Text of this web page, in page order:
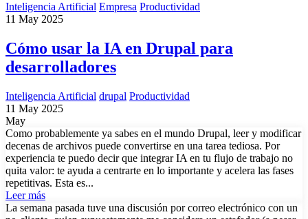
Inteligencia Artificial Empresa Productividad
11 May 2025
Cómo usar la IA en Drupal para
desarrolladores
Inteligencia Artificial drupal Productividad
11 May 2025
May
Como probablemente ya sabes en el mundo Drupal, leer y modificar
decenas de archivos puede convertirse en una tarea tediosa. Por
experiencia te puedo decir que integrar IA en tu flujo de trabajo no
quita valor: te ayuda a centrarte en lo importante y acelera las fases
repetitivas. Esta es...
Leer más
La semana pasada tuve una discusión por correo electrónico con un